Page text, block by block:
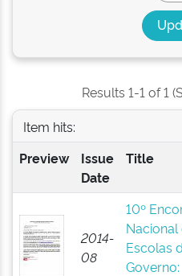
Results 1-1 of 1
Item hits:
Preview
Issue
Date
Title
2014-
08
10º
Nacional
Escolas
Governo: